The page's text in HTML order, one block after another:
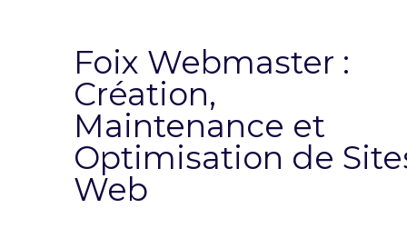
Foix Webmaster :
Création,
Maintenance et
Optimisation de
Web